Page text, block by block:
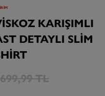
KARIŞIMLI
DETAYLI SLIM
TL